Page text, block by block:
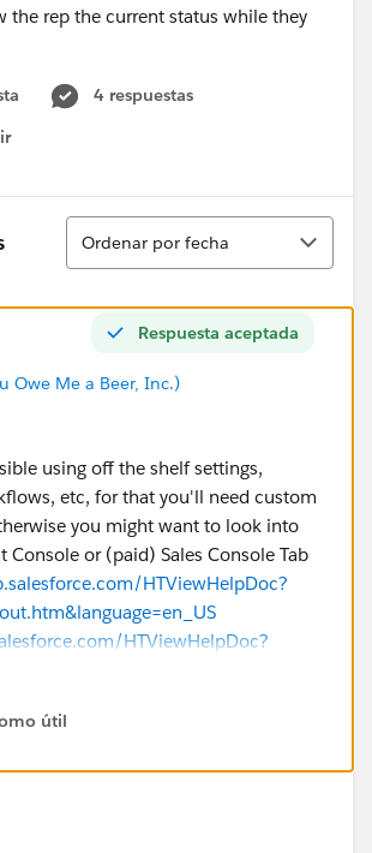
the rep the current status while they
4 respuestas
Ordenar
Ordenar por fecha
Respuesta aceptada
Owe Me a Beer, Inc.)
using off the shelf settings,
etc, for that you'll need custom
you might want to look into
Console or (paid) Sales Console Tab
HTViewHelpDoc?
HTViewHelpDoc?
Process Builder
útil